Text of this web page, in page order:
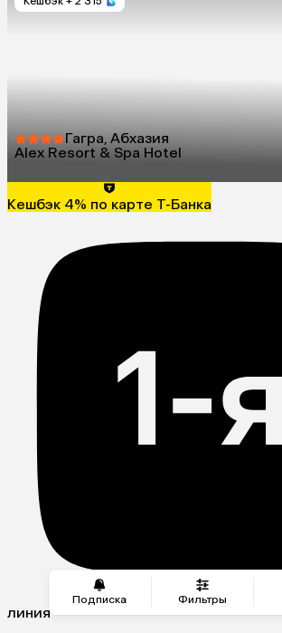
Подписка Фильтры
Гагра, Абхазия
Alex Resort & Spa Hotel
Кешбэк 4% по карте Т-Банка
линия